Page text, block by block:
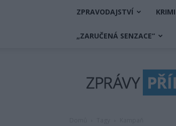
ZPRAVODAJSTVÍ KRIMI
„ZARUČENÁ SENZACE“
Příbram